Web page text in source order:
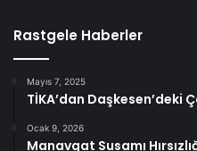
Rastgele Haberler
Mayıs 7, 2025
TİKA’dan Daşkesen’deki
Ocak 9, 2026
Manavgat Susamı